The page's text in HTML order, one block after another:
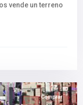
vende un terreno
Comprar